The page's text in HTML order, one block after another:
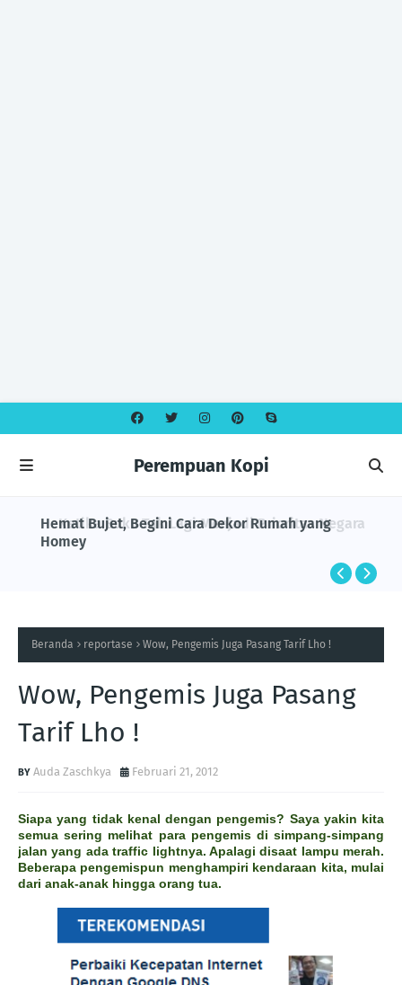
Perempuan Kopi
Ketika Buku Tak Lagi Menjadi Prioritas Negara
Hemat Bujet, Begini Cara Dekor Rumah yang
Homey
Beranda reportase Wow, Pengemis Juga Pasang Tarif Lho !
Wow, Pengemis Juga Pasang
Tarif Lho !
Auda Zaschkya Februari 21, 2012
Siapa yang tidak kenal dengan pengemis? Saya yakin kita
semua sering melihat para pengemis di simpang-simpang
jalan yang ada traffic lightnya. Apalagi disaat lampu merah.
Beberapa pengemispun menghampiri kendaraan kita, mulai
dari anak-anak hingga orang tua.